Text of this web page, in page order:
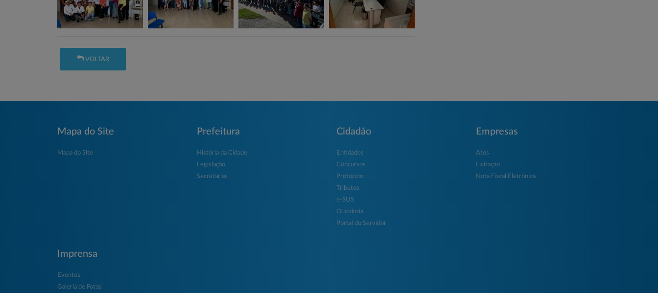
VOLTAR
Mapa do Site
Mapa do Site
Prefeitura
História da Cidade
Legislação
Secretarias
Cidadão
Entidades
Concursos
Protocolo
Tributos
e-SUS
Ouvidoria
Portal do Servidor
Empresas
Atos
Licitação
Nota Fiscal Eletrônica
Imprensa
Eventos
Galeria de Fotos